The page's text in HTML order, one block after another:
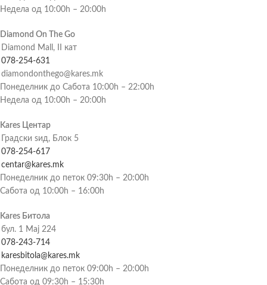
Недела од 10:00h – 20:00h
Diamond On The Go
Diamond Mall, II кат
078-254-631
diamondonthego@kares.mk
Понеделник до Сабота 10:00h – 22:00h
Недела од 10:00h – 20:00h
Kares Центар
Градски ѕид, Блок 5
078-254-617
centar@kares.mk
Понеделник до петок 09:30h – 20:00h
Сабота од 10:00h – 16:00h
Kares Битола
бул. 1 Мај 224
078-243-714
karesbitola@kares.mk
Понеделник до петок 09:00h – 20:00h
Сабота од 09:30h – 15:30h